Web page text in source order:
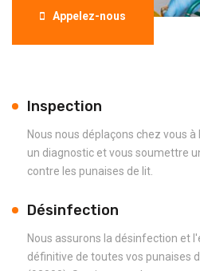
Appelez-nous
Inspection
Nous nous déplaçons chez vous
un diagnostic et vous soumettre
contre les punaises de lit.
Désinfection
Nous assurons la désinfection et
définitive de toutes vos punaises